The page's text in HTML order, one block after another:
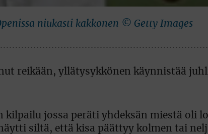
niukasti kakkonen © Getty Images
kilpailu jossa peräti yhdeksän miestä oli
siltä, että kisa päättyy kolmen tai